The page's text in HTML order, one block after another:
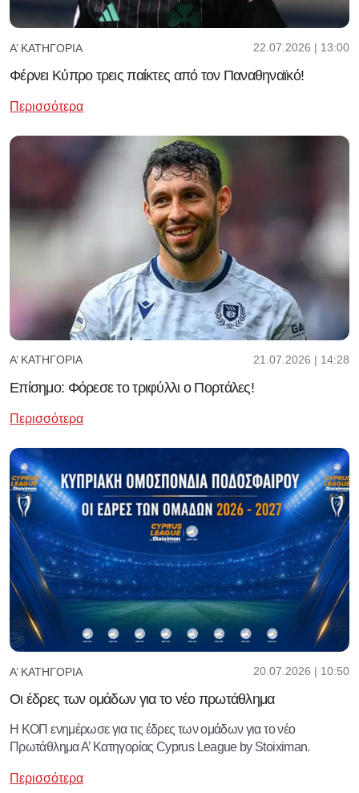
Α’ ΚΑΤΗΓΟΡΊΑ 22.07.2026 | 13:00
Φέρνει Κύπρο τρεις παίκτες από τον Παναθηναϊκό!
Περισσότερα
Α’ ΚΑΤΗΓΟΡΊΑ 21.07.2026 | 14:28
Επίσημο: Φόρεσε το τριφύλλι ο Πορτάλες!
Περισσότερα
Α’ ΚΑΤΗΓΟΡΊΑ 20.07.2026 | 10:50
Οι έδρες των ομάδων για το νέο πρωτάθλημα
Η ΚΟΠ ενημέρωσε για τις έδρες των ομάδων για το νέο
Πρωτάθλημα Α’ Κατηγορίας Cyprus League by Stoiximan.
Περισσότερα